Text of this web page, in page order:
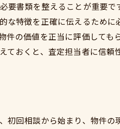
こう
判断
書類を整えることが重要で
特徴を正確に伝えるために
の価値を正当に評価しても
おくと、査定担当者に信頼
回相談から始まり、物件の